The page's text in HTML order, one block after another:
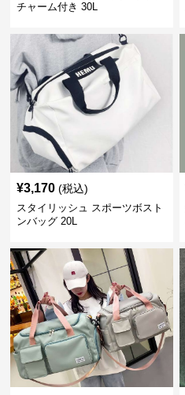
チャーム付き 30L
¥3,170 (税込)
スタイリッシュ スポーツボスト
ンバッグ 20L